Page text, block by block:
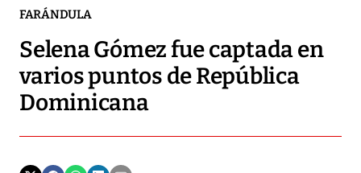
FARÁNDULA
Selena Gómez fue captada en
varios puntos de República
Dominicana